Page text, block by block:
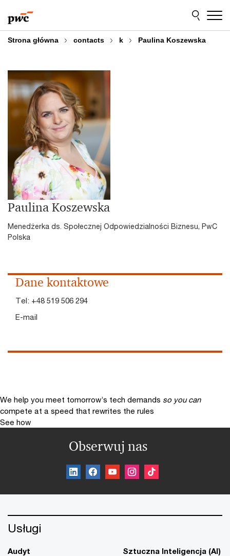
do
treści
do
stopki
Strona główna contacts k Paulina Koszewska
Paulina Koszewska
Menedżerka ds. Społecznej Odpowiedzialności Biznesu, PwC
Polska
Dane kontaktowe
Tel: +48 519 506 294
E-mail
We help you meet tomorrow’s tech demands so you can
compete at a speed that rewrites the rules
See how
Obserwuj nas
Usługi
Audyt
Sztuczna Inteligencja (AI)